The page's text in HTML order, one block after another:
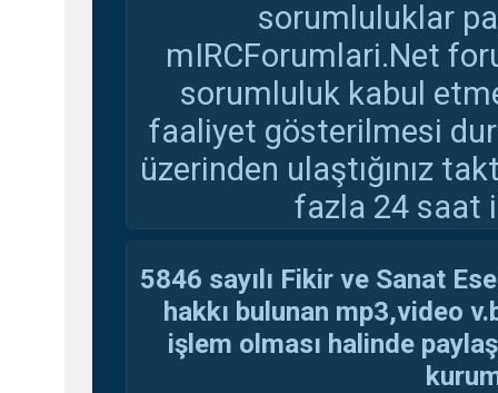
sorumluluklar
mIRCForumlari.Net
sorumluluk kabul
faaliyet gösterilmesi
üzerinden ulaştığınız
fazla 24 saat
5846 sayılı Fikir ve Sanat
hakkı bulunan mp3,video
işlem olması halinde